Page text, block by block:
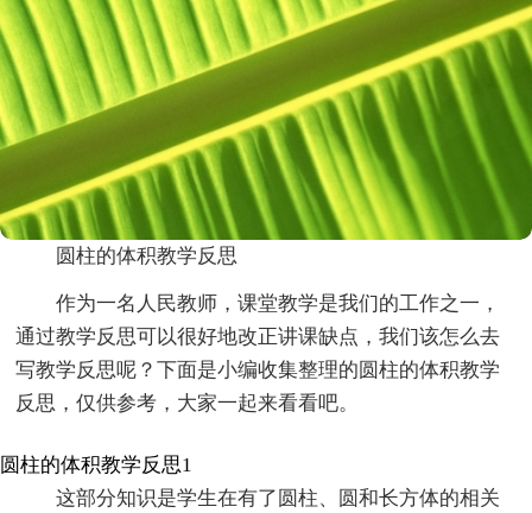
圆柱的体积教学反思
作为一名人民教师，课堂教学是我们的工作之一，
通过教学反思可以很好地改正讲课缺点，我们该怎么去
写教学反思呢？下面是小编收集整理的圆柱的体积教学
反思，仅供参考，大家一起来看看吧。
圆柱的体积教学反思1
这部分知识是学生在有了圆柱、圆和长方体的相关